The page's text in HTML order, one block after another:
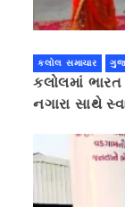
કલોલ સમાચાર
કલોલમાં
નગારા સાથે